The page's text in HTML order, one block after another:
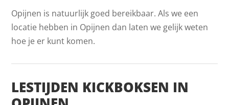
Opijnen is natuurlijk goed bereikbaar. Als we een
locatie hebben in Opijnen dan laten we gelijk weten
hoe je er kunt komen.
LESTIJDEN KICKBOKSEN IN